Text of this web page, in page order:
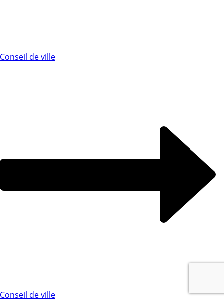
Conseil de ville
Conseil de ville